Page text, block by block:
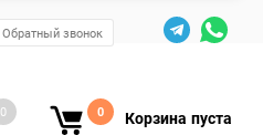
Обратный звонок
0 0 Корзина пуста